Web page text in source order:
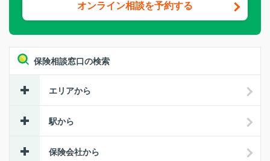
オンライン相談を予約する
保険相談窓口の検索
エリアから
駅から
保険会社から